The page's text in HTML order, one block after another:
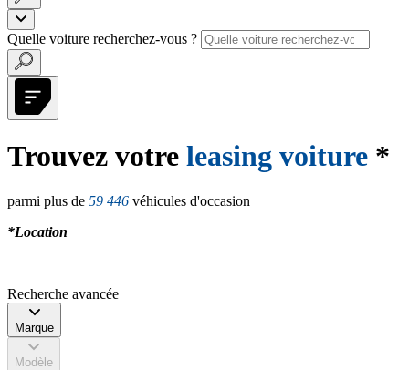
Quelle voiture recherchez-vous ?
Trouvez votre leasing voiture *
parmi plus de 59 446 véhicules d'occasion
*Location
Recherche avancée
Marque
Modèle